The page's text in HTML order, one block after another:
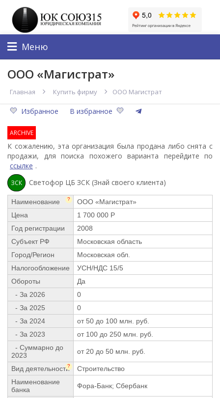
Меню
ООО «Магистрат»
Главная Купить фирму ООО Магистрат
Избранное В избранное
ARCHIVE
К сожалению, эта организация была продана либо снята с
продажи, для поиска похожего варианта перейдите по
ссылке .
ЗСК Светофор ЦБ ЗСК (Знай своего клиента)
Наименование ?
ООО «Магистрат»
Цена
1 700 000 Р
Год регистрации
2008
Субъект РФ
Московская область
Город/Регион
Московская обл.
Налогообложение
УСН/НДС 15/5
Обороты
Да
- За 2026
0
- За 2025
0
- За 2024
от 50 до 100 млн. руб.
- За 2023
от 100 до 250 млн. руб.
- Суммарно до
2023
от 20 до 50 млн. руб.
Вид деятельности?
Строительство
Наименование
банка
Фора-Банк; Сбербанк